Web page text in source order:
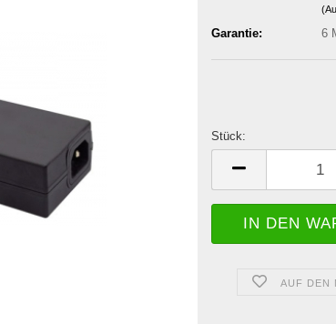
Garantie: 6
Stück:
Stück
AUF DEN